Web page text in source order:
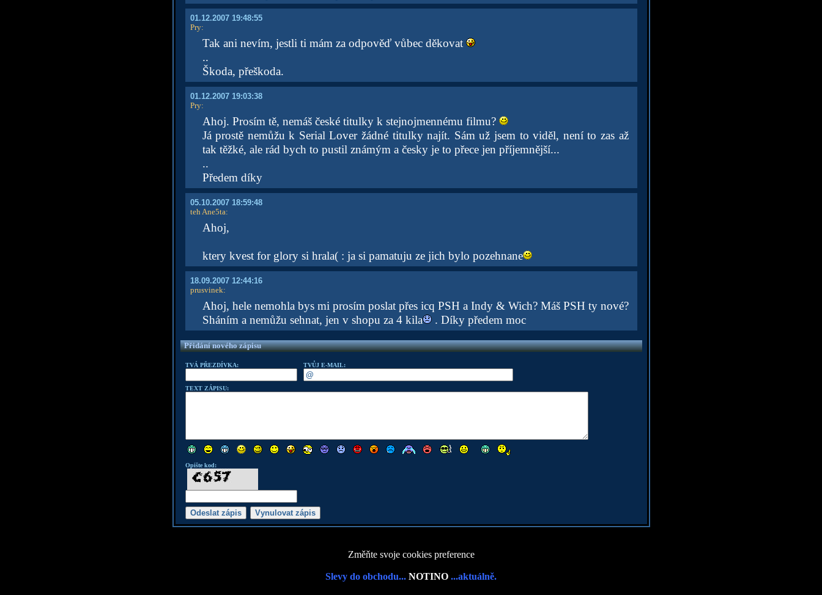
01.12.2007 19:48:55
Pry:
Tak ani nevím, jestli ti mám za odpověď vůbec děkovat
..
Škoda, přeškoda.
01.12.2007 19:03:38
Pry:
Ahoj. Prosím tě, nemáš české titulky k stejnojmennému filmu?
Já prostě nemůžu k Serial Lover žádné titulky najít. Sám už jsem to viděl, není to zas až
tak těžké, ale rád bych to pustil známým a česky je to přece jen příjemnější...
..
Předem díky
05.10.2007 18:59:48
teh Ane5ta:
Ahoj,
ktery kvest for glory si hrala( : ja si pamatuju ze jich bylo pozehnane
18.09.2007 12:44:16
prusvinek:
Ahoj, hele nemohla bys mi prosím poslat přes icq PSH a Indy & Wich? Máš PSH ty nové?
Sháním a nemůžu sehnat, jen v shopu za 4 kila
. Díky předem moc
Přidání nového zápisu
TVÁ PŘEZDÍVKA: TVŮJ E-MAIL:
TEXT ZÁPISU:
Opište kod:
Změňte svoje cookies preference
Slevy do obchodu... NOTINO ...aktuálně.